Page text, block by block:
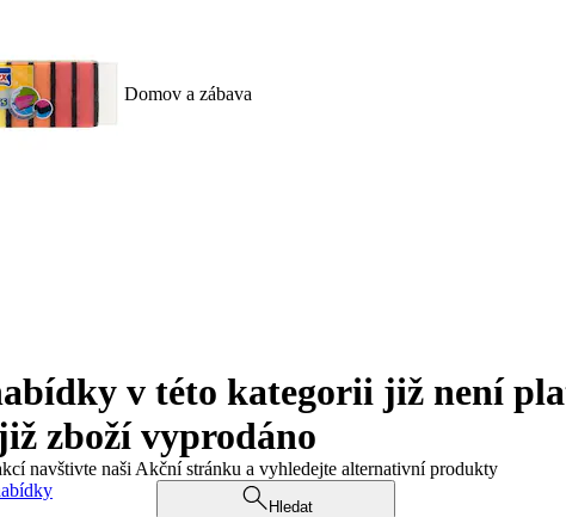
Domov a zábava
v této kategorii již není
zboží vyprodáno
navštivte naši Akční stránku a vyhledejte alternativní produkty
Hledat